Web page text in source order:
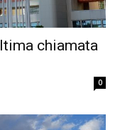
chiamata
0